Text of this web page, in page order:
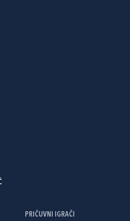
PRIČUVNI IGRAČI